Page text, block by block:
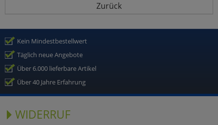
Zurück
Kein Mindestbestellwert
Täglich neue Angebote
Über 6.000 lieferbare Artikel
Über 40 Jahre Erfahrung
WIDERRUF